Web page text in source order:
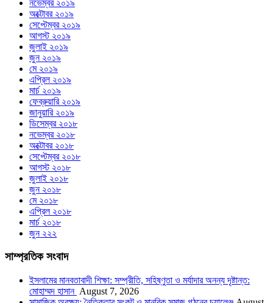
নভেম্বর ২০১৯
অক্টোবর ২০১৯
সেপ্টেম্বর ২০১৯
আগস্ট ২০১৯
জুলাই ২০১৯
জুন ২০১৯
মে ২০১৯
এপ্রিল ২০১৯
মার্চ ২০১৯
ফেব্রুয়ারি ২০১৯
জানুয়ারি ২০১৯
ডিসেম্বর ২০১৮
নভেম্বর ২০১৮
অক্টোবর ২০১৮
সেপ্টেম্বর ২০১৮
আগস্ট ২০১৮
জুলাই ২০১৮
জুন ২০১৮
মে ২০১৮
এপ্রিল ২০১৮
মার্চ ২০১৮
জুন ২২২
সাম্প্রতিক সংবাদ
ইসলামের মানবতাবাদী শিক্ষা: সম্প্রীতি, সহিষ্ণুতা ও মর্যাদার অনন্য দৃষ্টান্ত:
মোহাম্মদ হাসান August 7, 2026